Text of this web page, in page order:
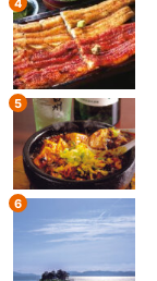
5
6